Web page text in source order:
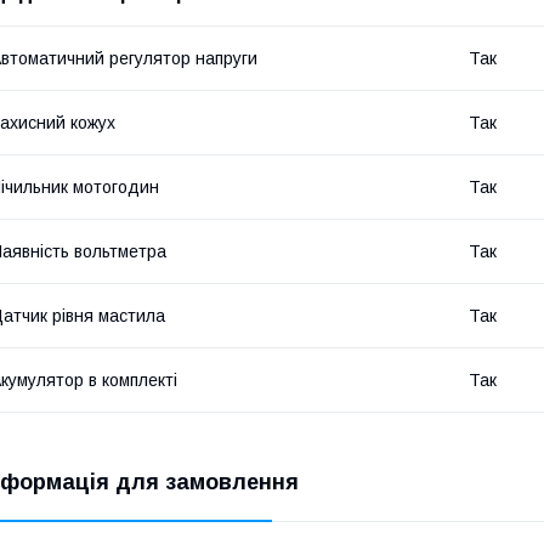
регулятор напруги Так
кожух Так
мотогодин Так
вольтметра Так
рівня мастила Так
в комплекті Так
для замовлення